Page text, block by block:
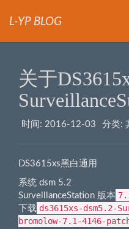
L-YP BLOG
关于
时间: 2016-12-03 分类:
DS3615xs黑白通用
系统 dsm 5.2
SurveillanceStation 版本
下载 ds3615xs-dsm5.2-
bromolow-7.1-4146-